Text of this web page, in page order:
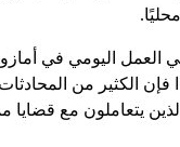
اليومي في
فإن الكثير من
يتعاملون مع قضايا